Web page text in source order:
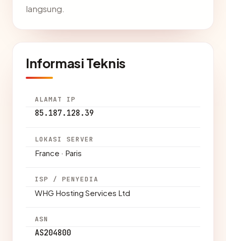
langsung.
Informasi Teknis
ALAMAT IP
85.187.128.39
LOKASI SERVER
France · Paris
ISP / PENYEDIA
WHG Hosting Services Ltd
ASN
AS204800